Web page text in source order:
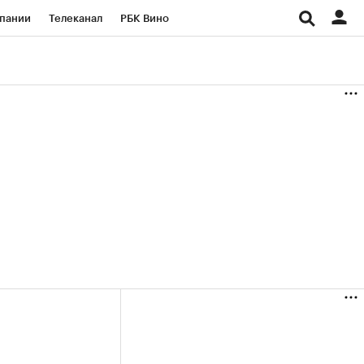
Телеканал РБК Вино